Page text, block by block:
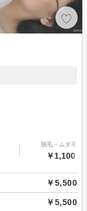
脱毛・ムダ毛処
￥1,100～
￥5,500
￥5,500